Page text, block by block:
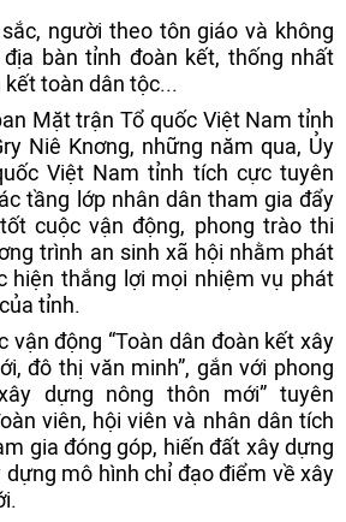
người theo tôn giáo và không
bàn tỉnh đoàn kết, thống nhất
toàn dân tộc...
Mặt trận Tổ quốc Việt Nam tỉnh
Niê Knơng, những năm qua, Ủy
Việt Nam tỉnh tích cực tuyên
tầng lớp nhân dân tham gia đẩy
cuộc vận động, phong trào thi
trình an sinh xã hội nhằm phát
hiện thắng lợi mọi nhiệm vụ phát
tỉnh.
vận động “Toàn dân đoàn kết xây
đô thị văn minh”, gắn với phong
dựng nông thôn mới” tuyên
viên, hội viên và nhân dân tích
gia đóng góp, hiến đất xây dựng
mô hình chỉ đạo điểm về xây